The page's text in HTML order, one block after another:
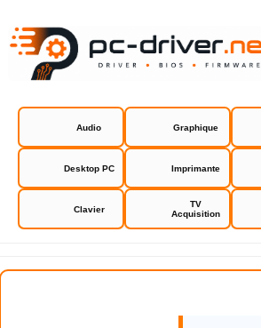
Audio Graphique
Desktop PC Imprimante
Clavier
TV
Acquisition
Epson driver